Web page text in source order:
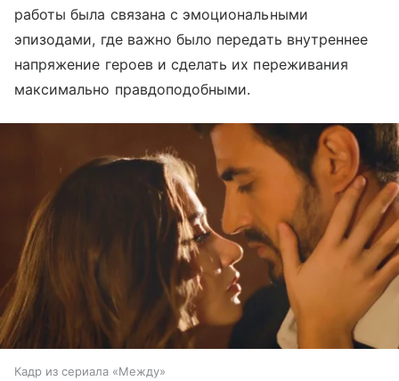
работы была связана с эмоциональными
эпизодами, где важно было передать внутреннее
напряжение героев и сделать их переживания
максимально правдоподобными.
Кадр из сериала «Между»